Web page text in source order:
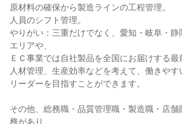
原材料の確保から製造ラインの工程管理。
人員のシフト管理。
やりがい：三重だけでなく、愛知・岐阜・
エリアや、
ＥＣ事業では自社製品を全国にお届けする最
人材管理、生産効率などを考えて、働きや
リーダーを目指すことができます。
その他、総務職・品質管理職・製造職・店
務があり、